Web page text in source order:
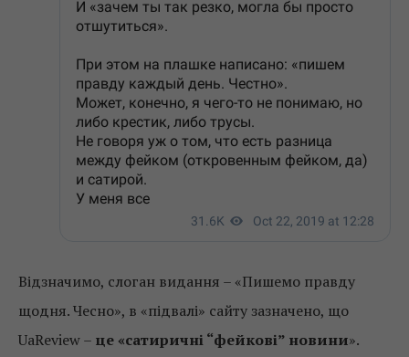
Відзначимо, слоган видання – «Пишемо правду
щодня. Чесно», в «підвалі» сайту зазначено, що
UaReview – це «сатиричні “фейкові” новини».